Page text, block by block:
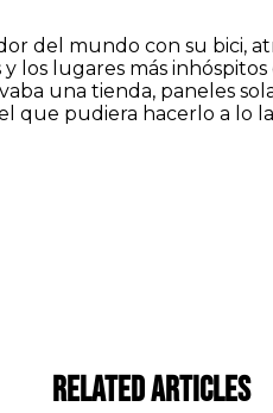
del mundo con su bici,
los lugares más
una tienda, paneles
que pudiera hacerlo a lo
Related Articles